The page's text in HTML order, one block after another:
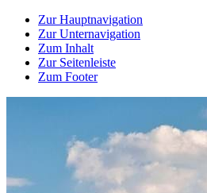
Zur Hauptnavigation
Zur Unternavigation
Zum Inhalt
Zur Seitenleiste
Zum Footer